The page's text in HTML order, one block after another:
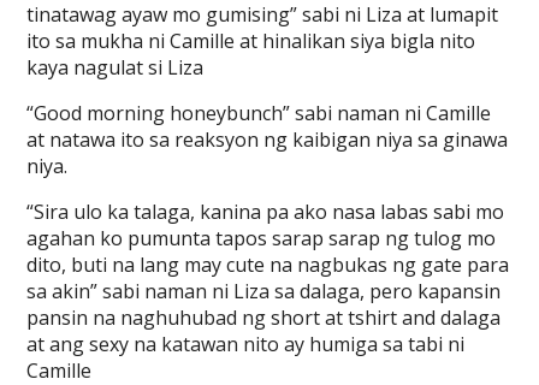
tinatawag ayaw mo gumising” sabi ni Liza at lumapit
ito sa mukha ni Camille at hinalikan siya bigla nito
kaya nagulat si Liza
“Good morning honeybunch” sabi naman ni Camille
at natawa ito sa reaksyon ng kaibigan niya sa ginawa
niya.
“Sira ulo ka talaga, kanina pa ako nasa labas sabi mo
agahan ko pumunta tapos sarap sarap ng tulog mo
dito, buti na lang may cute na nagbukas ng gate para
sa akin” sabi naman ni Liza sa dalaga, pero kapansin
pansin na naghuhubad ng short at tshirt and dalaga
at ang sexy na katawan nito ay humiga sa tabi ni
Camille